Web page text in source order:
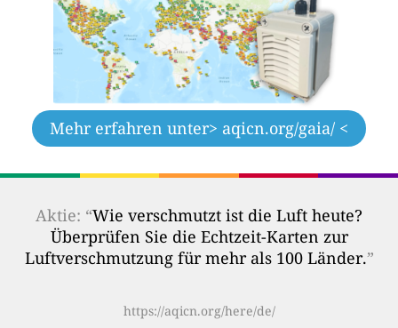
Mehr erfahren unter> aqicn.org/gaia/ <
Aktie: “Wie verschmutzt ist die Luft heute?
Überprüfen Sie die Echtzeit-Karten zur
Luftverschmutzung für mehr als 100 Länder.”
https://aqicn.org/here/de/